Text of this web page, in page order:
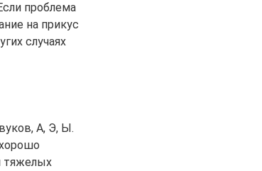
проблема
на прикус
случаях
А, Э, Ы.
тяжелых